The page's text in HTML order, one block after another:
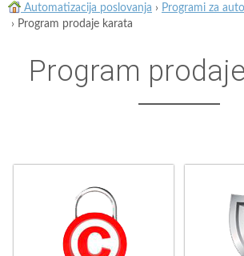
Automatizacija poslovanja › Programi za
› Program prodaje karata
Program